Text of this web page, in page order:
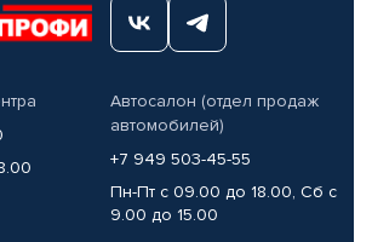
Автосалон (отдел продаж
автомобилей)
+7 949 503-45-55
Пн-Пт с 09.00 до 18.00, Сб с
9.00 до 15.00